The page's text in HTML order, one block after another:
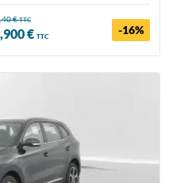
€TTC
€ TTC -16%